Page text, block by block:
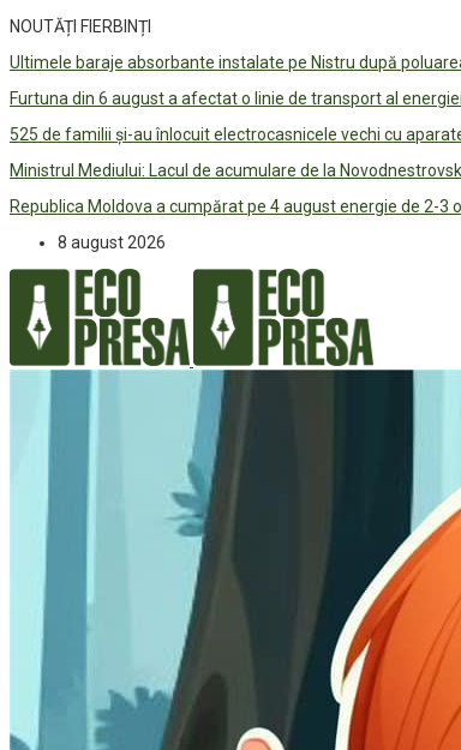
NOUTĂȚI FIERBINȚI
Ultimele baraje absorbante instalate pe Nistru după
Furtuna din 6 august a afectat o linie de transport al
525 de familii și-au înlocuit electrocasnicele vechi cu
Ministrul Mediului: Lacul de acumulare de la
Republica Moldova a cumpărat pe 4 august energie de 2-
8 august 2026